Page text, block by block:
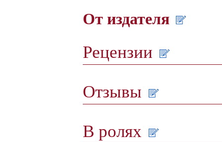
От издателя
Рецензии
Отзывы
В ролях